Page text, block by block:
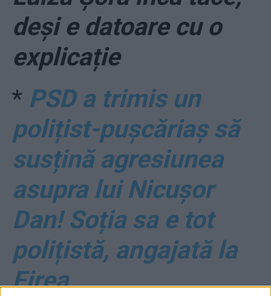
deși e datoare cu o
explicație
* PSD a trimis un
polițist-pușcăriaș să
susțină agresiunea
asupra lui Nicușor
Dan! Soția sa e tot
polițistă, angajată la
Firea